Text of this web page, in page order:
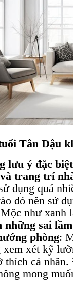
Tân Dậu
lưu ý đặc
trang trí
dụng quá
đó nên sử
như xanh
những sai
phòng:
xem xét kỹ
thích cá
mong